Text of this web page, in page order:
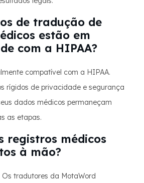
de tradução de
estão em
com a HIPAA?
compatível com a HIPAA.
rígidos de privacidade e segurança
dados médicos permaneçam
as etapas.
registros médicos
à mão?
Os tradutores da MotaWord